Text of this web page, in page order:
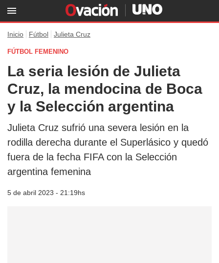
Inicio Fútbol Julieta Cruz
FÚTBOL FEMENINO
La seria lesión de Julieta
Cruz, la mendocina de Boca
y la Selección argentina
Julieta Cruz sufrió una severa lesión en la
rodilla derecha durante el Superlásico y quedó
fuera de la fecha FIFA con la Selección
argentina femenina
5 de abril 2023 - 21:19hs